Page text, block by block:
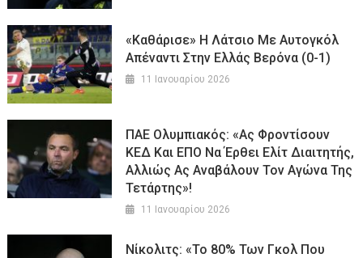
«Καθάρισε» Η Λάτσιο Με Αυτογκόλ
Απέναντι Στην Ελλάς Βερόνα (0-1)
11 Ιανουαρίου 2026
ΠΑΕ Ολυμπιακός: «Ας Φροντίσουν
ΚΕΔ Και ΕΠΟ Να Έρθει Ελίτ Διαιτητής,
Αλλιώς Ας Αναβάλουν Τον Αγώνα Της
Τετάρτης»!
11 Ιανουαρίου 2026
Νίκολιτς: «Το 80% Των Γκολ Που